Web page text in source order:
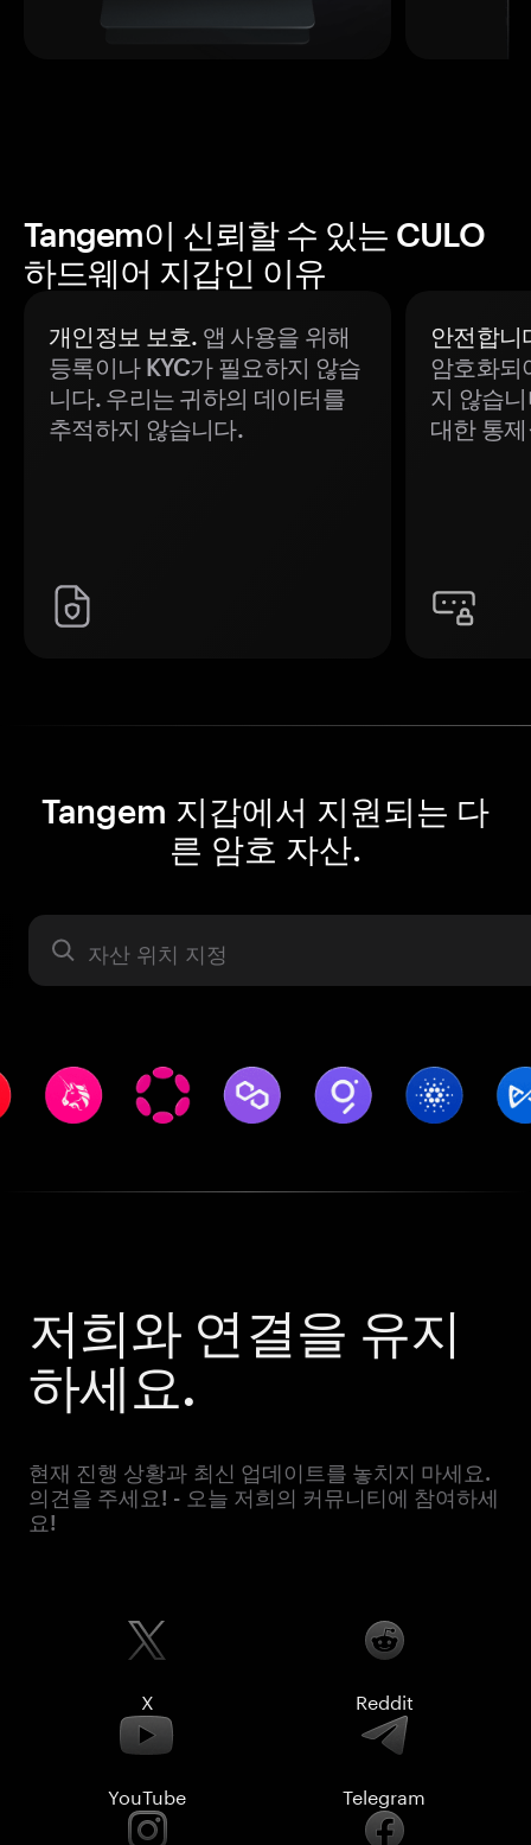
Tangem이 신뢰할 수 있는 CULO
하드웨어 지갑인 이유
개인정보 보호. 앱 사용을 위해
등록이나 KYC가 필요하지 않습
니다. 우리는 귀하의 데이터를
추적하지 않습니다.
안전합니
암호화되
지 않습
대한 통
Tangem 지갑에서 지원되는 다
른 암호 자산.
자산 라벨
저희와 연결을 유지
하세요.
현재 진행 상황과 최신 업데이트를 놓치지 마세요.
의견을 주세요! - 오늘 저희의 커뮤니티에 참여하세
요!
X Reddit
YouTube Telegram